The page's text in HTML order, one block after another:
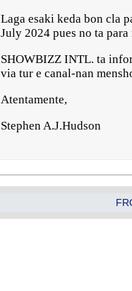
Laga esaki keda bon cla
July 2024 pues no ta para
SHOWBIZZ INTL. ta
via tur e canal-nan
Atentamente,
Stephen A.J.Hudson